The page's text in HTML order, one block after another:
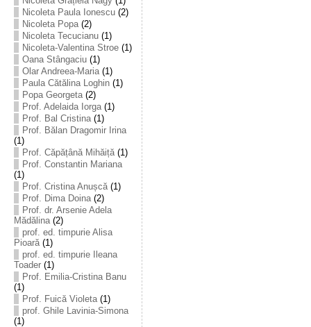
Nicoleta Paula Ionescu(2)
Nicoleta Popa(2)
Nicoleta Tecucianu(1)
Nicoleta-Valentina Stroe(1)
Oana Stângaciu(1)
Olar Andreea-Maria(1)
Paula Cătălina Loghin(1)
Popa Georgeta(2)
Prof. Adelaida Iorga(1)
Prof. Bal Cristina(1)
Prof. Bălan Dragomir Irina
(1)
Prof. Căpățână Mihăiță(1)
Prof. Constantin Mariana
(1)
Prof. Cristina Anușcă(1)
Prof. Dima Doina(2)
Prof. dr. Arsenie Adela
Mădălina(2)
prof. ed. timpurie Alisa
Pioară(1)
prof. ed. timpurie Ileana
Toader(1)
Prof. Emilia-Cristina Banu
(1)
Prof. Fuică Violeta(1)
prof. Ghile Lavinia-Simona
(1)